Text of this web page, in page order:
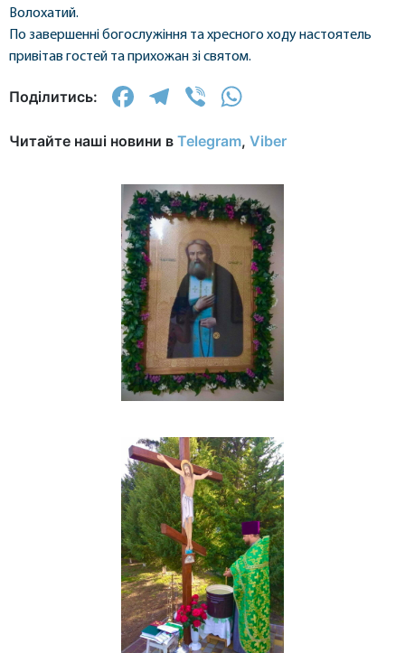
Волохатий.
По завершенні богослужіння та хресного ходу настоятель
привітав гостей та прихожан зі святом.
Поділитись: Facebook
Telegram
Viber
Читайте наші новини в Telegram, Viber